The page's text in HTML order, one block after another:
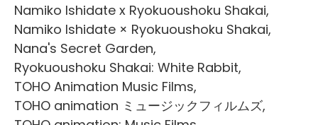
Namiko Ishidate x Ryokuoushoku Shakai,
Namiko Ishidate × Ryokuoushoku Shakai,
Nana's Secret Garden,
Ryokuoushoku Shakai: White Rabbit,
TOHO Animation Music Films,
TOHO animation ミュージックフィルムズ,